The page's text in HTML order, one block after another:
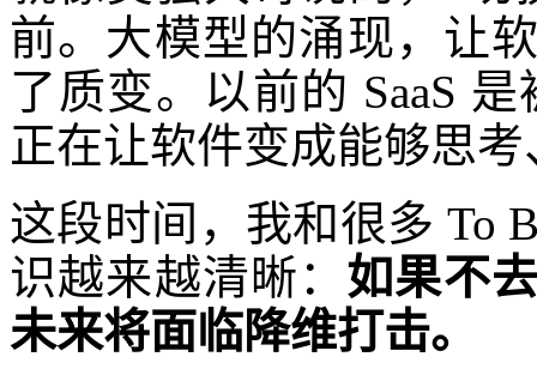
前。大模型的涌现，让
了质变。以前的 SaaS
正在让软件变成能够思
这段时间，我和很多 To
识越来越清晰： 如果不
未来将面临降维打击。